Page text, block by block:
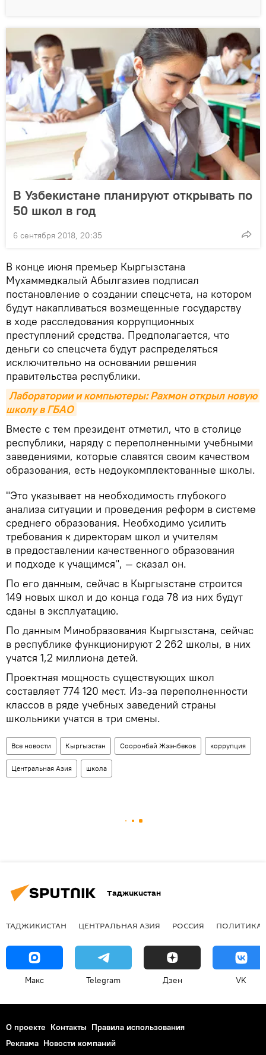
В Узбекистане планируют открывать по
50 школ в год
6 сентября 2018, 20:35
В конце июня премьер Кыргызстана
Мухаммедкалый Абылгазиев подписал
постановление о создании спецсчета, на котором
будут накапливаться возмещенные государству
в ходе расследования коррупционных
преступлений средства. Предполагается, что
деньги со спецсчета будут распределяться
исключительно на основании решения
правительства республики.
Лаборатории и компьютеры: Рахмон открыл новую
школу в ГБАО
Вместе с тем президент отметил, что в столице
республики, наряду с переполненными учебными
заведениями, которые славятся своим качеством
образования, есть недоукомплектованные школы.
"Это указывает на необходимость глубокого
анализа ситуации и проведения реформ в системе
среднего образования. Необходимо усилить
требования к директорам школ и учителям
в предоставлении качественного образования
и подходе к учащимся", — сказал он.
По его данным, сейчас в Кыргызстане строится
149 новых школ и до конца года 78 из них будут
сданы в эксплуатацию.
По данным Минобразования Кыргызстана, сейчас
в республике функционируют 2 262 школы, в них
учатся 1,2 миллиона детей.
Проектная мощность существующих школ
составляет 774 120 мест. Из-за переполненности
классов в ряде учебных заведений страны
школьники учатся в три смены.
Все новости Кыргызстан Сооронбай Жээнбеков коррупция
Центральная Азия школа
Таджикистан
ТАДЖИКИСТАН ЦЕНТРАЛЬНАЯ АЗИЯ РОССИЯ ПОЛИТИКА
Макс Telegram Дзен VK
О проекте Контакты Правила использования
Реклама Новости компаний